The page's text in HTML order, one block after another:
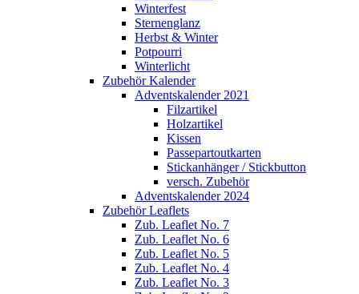
Winterfest
Sternenglanz
Herbst & Winter
Potpourri
Winterlicht
Zubehör Kalender
Adventskalender 2021
Filzartikel
Holzartikel
Kissen
Passepartoutkarten
Stickanhänger / Stickbutton
versch. Zubehör
Adventskalender 2024
Zubehör Leaflets
Zub. Leaflet No. 7
Zub. Leaflet No. 6
Zub. Leaflet No. 5
Zub. Leaflet No. 4
Zub. Leaflet No. 3